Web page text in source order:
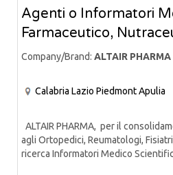
Agenti o Informatori
Farmaceutico,
Company/Brand: ALTAIR PHARMA
Calabria Lazio PiedmontApulia
ALTAIR PHARMA, per il
agli Ortopedici, Reumatologi,
ricerca Informatori Medico